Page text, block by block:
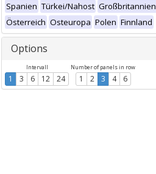
Spanien Türkei/Nahost Großbritannien
Österreich Osteuropa Polen Finnland
Options
Intervall
1 3 6 12 24
Number of panels in row
1 2 3 4 6